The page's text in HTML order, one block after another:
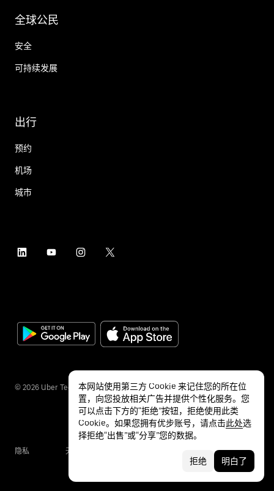
全球公民
安全
可持续发展
出行
预约
机场
城市
© 2026 Uber Technologies Inc.
隐私 无障碍服务
本网站使用第三方 Cookie 来记住您的所在位
置，向您投放相关广告并提供个性化服务。您
可以点击下方的“拒绝”按钮，拒绝使用此类
Cookie。如果您拥有优步账号，请点击此处选
择拒绝“出售”或“分享”您的数据。
拒绝 明白了